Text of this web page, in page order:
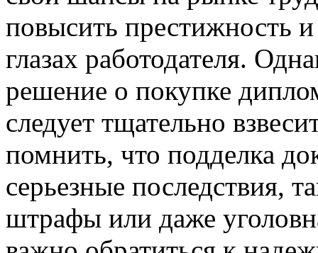
повысить престижность
глазах работодателя.
решение о покупке
следует тщательно
помнить, что подделка
серьезные последствия,
штрафы или даже